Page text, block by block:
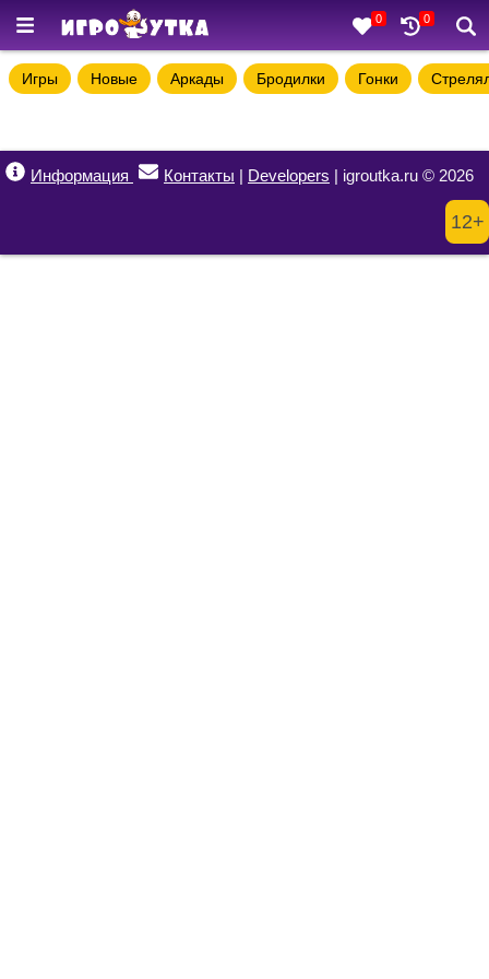
0 0
Игры Новые Аркады Бродилки Гонки
Информация Контакты | Developers | igroutka.ru © 2026
12+